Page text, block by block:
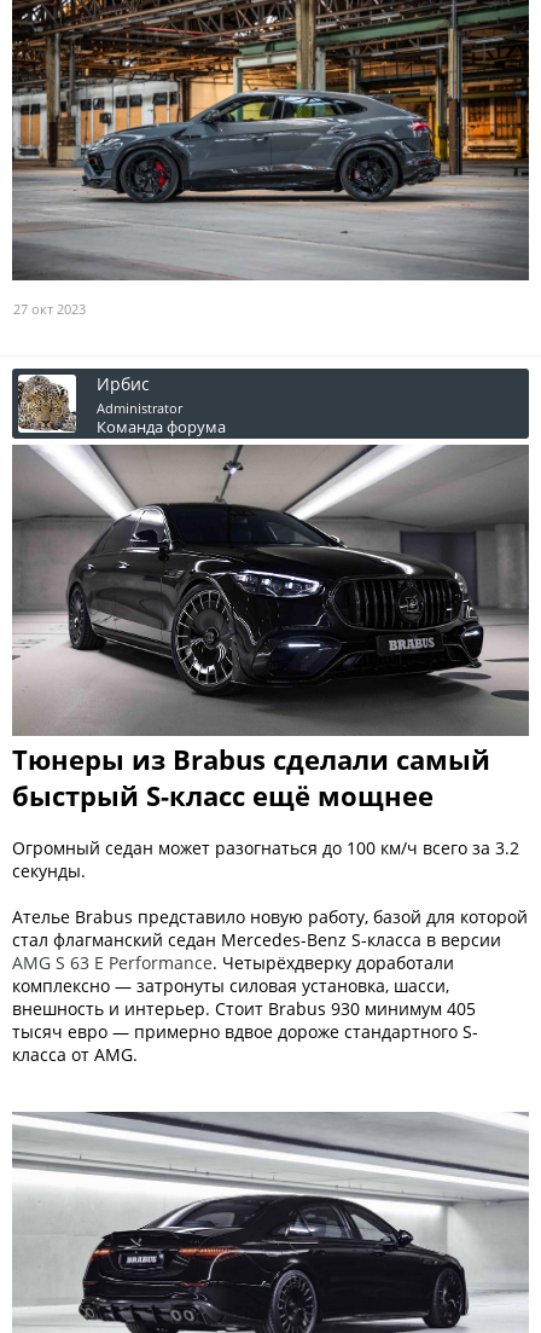
27 окт 2023
Ирбис
Administrator
Команда форума
Тюнеры из Brabus сделали самый
быстрый S-класс ещё мощнее
Огромный седан может разогнаться до 100 км/ч всего за 3.2
секунды.
Ателье Brabus представило новую работу, базой для которой
стал флагманский седан Mercedes-Benz S-класса в версии
AMG S 63 E Performance. Четырёхдверку доработали
комплексно — затронуты силовая установка, шасси,
внешность и интерьер. Стоит Brabus 930 минимум 405
тысяч евро — примерно вдвое дороже стандартного S-
класса от AMG.